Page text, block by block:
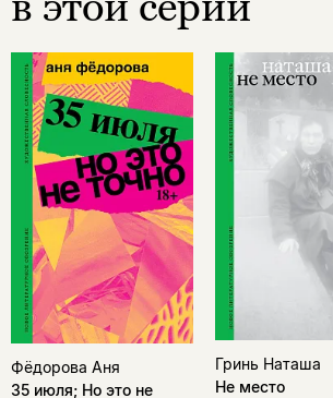
Фёдорова Аня
35 июля; Но это не
Гринь Наташа
Не место